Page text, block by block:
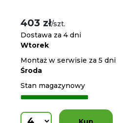
403 zł/szt.
Dostawa za 4 dni
Wtorek
Montaż w serwisie za 5 dni
Środa
Stan magazynowy